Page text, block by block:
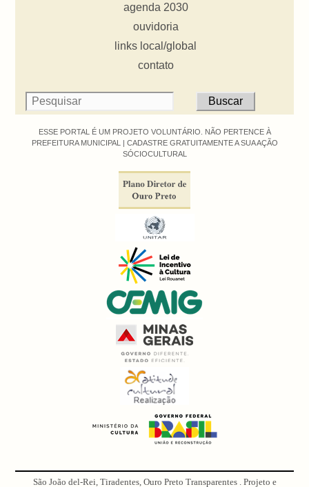
agenda 2030
ouvidoria
links local/global
contato
ESSE PORTAL É UM PROJETO VOLUNTÁRIO. NÃO PERTENCE À
PREFEITURA MUNICIPAL | CADASTRE GRATUITAMENTE A SUA AÇÃO
SÓCIOCULTURAL
São João del-Rei, Tiradentes, Ouro Preto Transparentes . Projeto e